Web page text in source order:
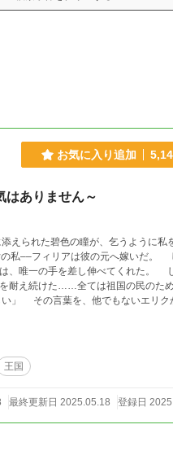
お気に入り追加
はありません～
の手を差し伸べてくれた。 しかし
を耐え続けた……全ては祖国の民のた
元に微笑みを刻む。 これまで苦し
ださると嬉しいです！
王国
最終更新日 2025.05.18 登録日